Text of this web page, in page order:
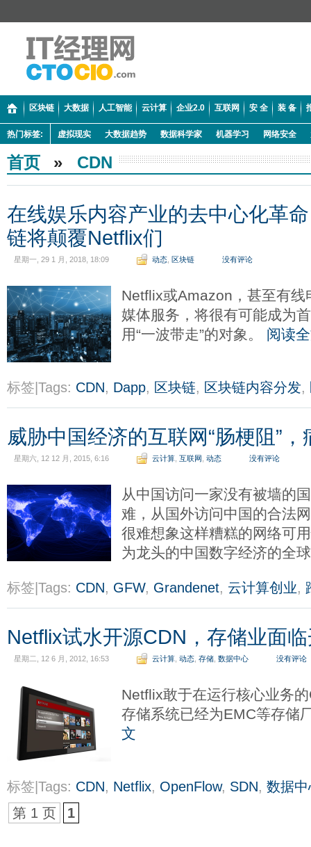
区块链 大数据 人工智能 云计算 企业2.0 互联网 安 全 装 备
热门标签: 虚拟现实 大数据趋势 数据科学家 机器学习 网络安全
首页 » CDN
在线娱乐内容产业的去中心化革
链将颠覆Netflix们
星期一, 29 1 月, 2018, 18:09 动态 区块链 没有评论
Netflix或Amazon，甚至有线
媒体服务，将很有可能成为
用“一波带走”的对象。 阅读
标签|Tags: CDN, Dapp, 区块链, 区块链内容分发,
威胁中国经济的互联网“肠梗阻”
星期六, 12 12 月, 2015, 6:16 云计算 互联网 动态 没有评论
从中国访问一家没有被墙的
难，从国外访问中国的合法
很难想象这样糟糕的网络可
为龙头的中国数字经济的全
标签|Tags: CDN, GFW, Grandenet, 云计算创业,
Netflix试水开源CDN，存储业面
星期二, 12 6 月, 2012, 16:53 云计算 动态 存储 数据中心 没有评论
Netflix敢于在运行核心业务
存储系统已经为EMC等存储
文
标签|Tags: CDN, Netflix, OpenFlow, SDN, 数据中
第 1 页
1